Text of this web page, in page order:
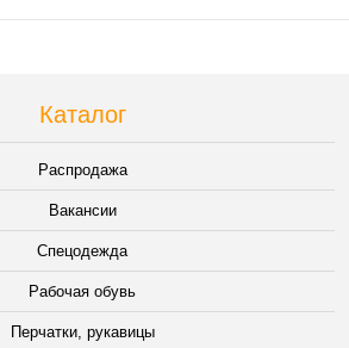
Каталог
Распродажа
Вакансии
Спецодежда
Рабочая обувь
Перчатки, рукавицы